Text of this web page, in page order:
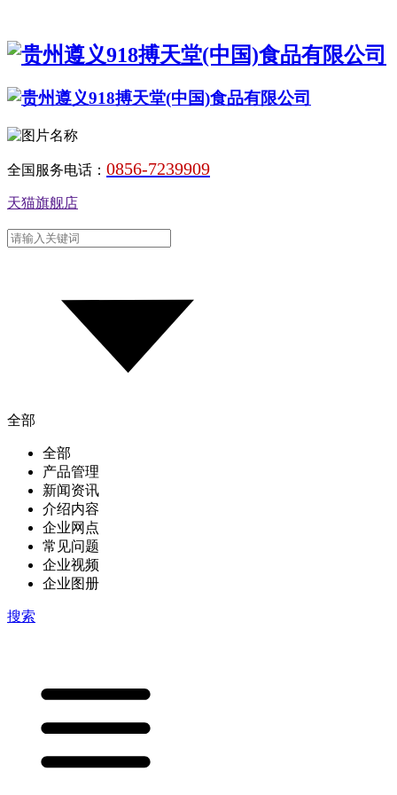
全国服务电话： 0856-7239909
天猫旗舰店
全部
全部
产品管理
新闻资讯
介绍内容
企业网点
常见问题
企业视频
企业图册
搜索